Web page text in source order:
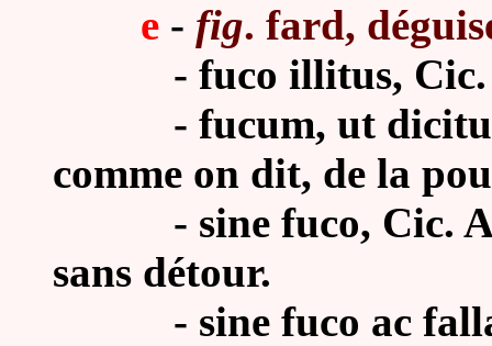
e - fig. fard,
- fuco illitus,
- fucum, ut
comme on dit, de la
- sine fuco, Cic.
sans détour.
- sine fuco ac